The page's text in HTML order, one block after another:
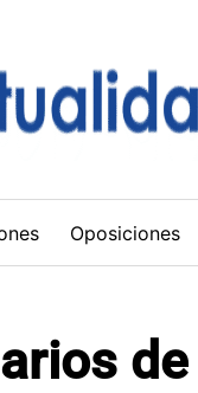
Oposiciones